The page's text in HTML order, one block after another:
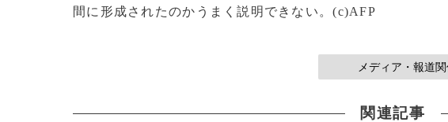
間に形成されたのかうまく説明できない。(c)AFP
メディア・報道
関連記事